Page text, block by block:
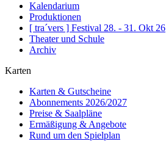
Kalendarium
Produktionen
[ tra´vers ] Festival 28. - 31. Okt 26
Theater und Schule
Archiv
Karten
Karten & Gutscheine
Abonnements 2026/2027
Preise & Saalpläne
Ermäßigung & Angebote
Rund um den Spielplan